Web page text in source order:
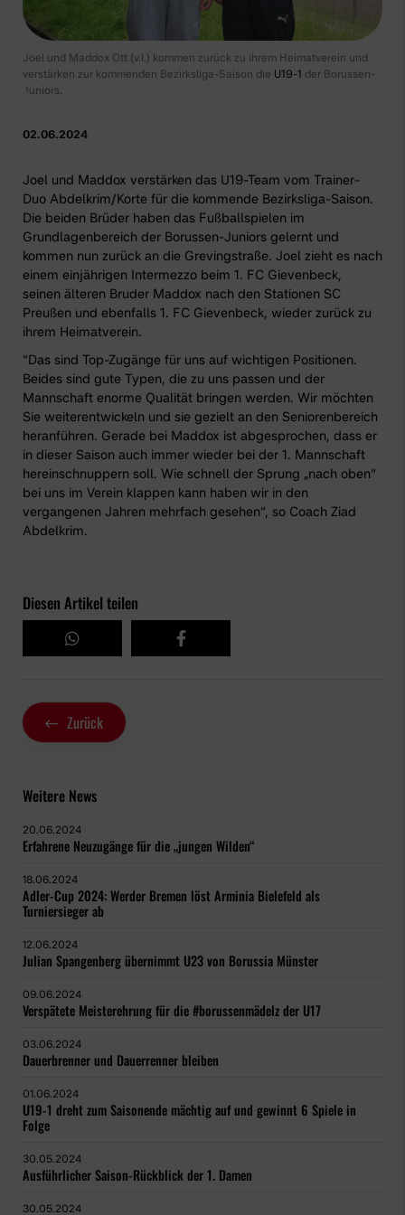
Joel und Maddox Ott (v.l.) kommen zurück zu ihrem Heimatverein und
verstärken zur kommenden Bezirksliga-Saison die U19-1 der Borussen-
Juniors.
02.06.2024
Joel und Maddox verstärken das U19-Team vom Trainer-
Duo Abdelkrim/Korte für die kommende Bezirksliga-Saison.
Die beiden Brüder haben das Fußballspielen im
Grundlagenbereich der Borussen-Juniors gelernt und
kommen nun zurück an die Grevingstraße. Joel zieht es nach
einem einjährigen Intermezzo beim 1. FC Gievenbeck,
seinen älteren Bruder Maddox nach den Stationen SC
Preußen und ebenfalls 1. FC Gievenbeck, wieder zurück zu
ihrem Heimatverein.
“Das sind Top-Zugänge für uns auf wichtigen Positionen.
Beides sind gute Typen, die zu uns passen und der
Mannschaft enorme Qualität bringen werden. Wir möchten
Sie weiterentwickeln und sie gezielt an den Seniorenbereich
heranführen. Gerade bei Maddox ist abgesprochen, dass er
in dieser Saison auch immer wieder bei der 1. Mannschaft
hereinschnuppern soll. Wie schnell der Sprung „nach oben“
bei uns im Verein klappen kann haben wir in den
vergangenen Jahren mehrfach gesehen“, so Coach Ziad
Abdelkrim.
Diesen Artikel teilen
Zurück
Weitere News
20.06.2024
Erfahrene Neuzugänge für die „jungen Wilden“
18.06.2024
Adler-Cup 2024: Werder Bremen löst Arminia Bielefeld als
Turniersieger ab
12.06.2024
Julian Spangenberg übernimmt U23 von Borussia Münster
09.06.2024
Verspätete Meisterehrung für die #borussenmädelz der U17
03.06.2024
Dauerbrenner und Dauerrenner bleiben
01.06.2024
U19-1 dreht zum Saisonende mächtig auf und gewinnt 6 Spiele in
Folge
30.05.2024
Ausführlicher Saison-Rückblick der 1. Damen
30.05.2024